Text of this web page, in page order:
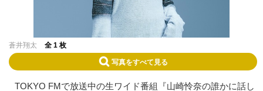
蒼井翔太 全 1 枚
写真をすべて見る
TOKYO FMで放送中の生ワイド番組『山崎怜奈の誰かに話し